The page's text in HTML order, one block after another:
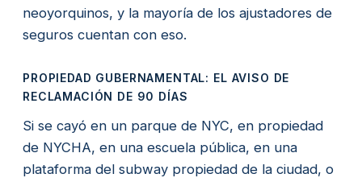
neoyorquinos, y la mayoría de los ajustadores de
seguros cuentan con eso.
PROPIEDAD GUBERNAMENTAL: EL AVISO DE
RECLAMACIÓN DE 90 DÍAS
Si se cayó en un parque de NYC, en propiedad
de NYCHA, en una escuela pública, en una
plataforma del subway propiedad de la ciudad, o